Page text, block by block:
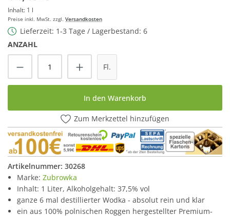
Inhalt: 1 l
Preise inkl. MwSt. zzgl. Versandkosten
Lieferzeit: 1-3 Tage / Lagerbestand: 6
ANZAHL
Produkt Anzahl: Gib den gewünschten
Fl.
In den Warenkorb
Zum Merkzettel hinzufügen
Artikelnummer: 30268
Marke: Zubrowka
Inhalt: 1 Liter, Alkoholgehalt: 37,5% vol
ganze 6 mal destillierter Wodka - absolut rein und klar
ein aus 100% polnischen Roggen hergestellter Premium-